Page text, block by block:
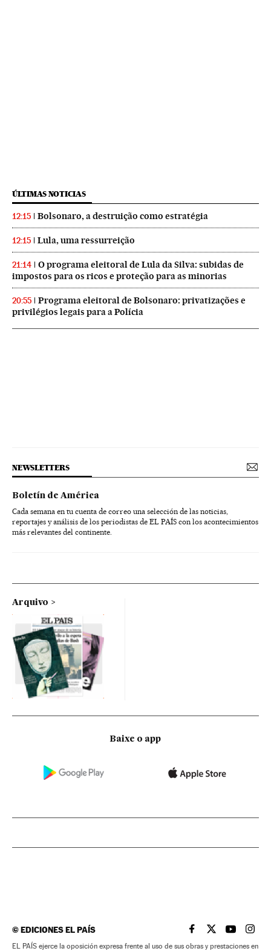
ÚLTIMAS NOTICIAS
12:15 Bolsonaro, a destruição como estratégia
12:15 Lula, uma ressurreição
21:14
O programa eleitoral de Lula da Silva: subidas de
impostos para os ricos e proteção para as minorias
20:55
Programa eleitoral de Bolsonaro: privatizações e
privilégios legais para a Polícia
NEWSLETTERS
Boletín de América
Cada semana en tu cuenta de correo una selección de las noticias,
reportajes y análisis de los periodistas de EL PAÍS con los acontecimientos
más relevantes del continente.
Arquivo
Baixe o app
©EDICIONES EL PAÍS EL PAÍS BRASIL EN
EL PAÍSEL PAÍS
EL
EL PAÍS ejerce la oposición expresa frente al uso de sus obras y prestaciones en